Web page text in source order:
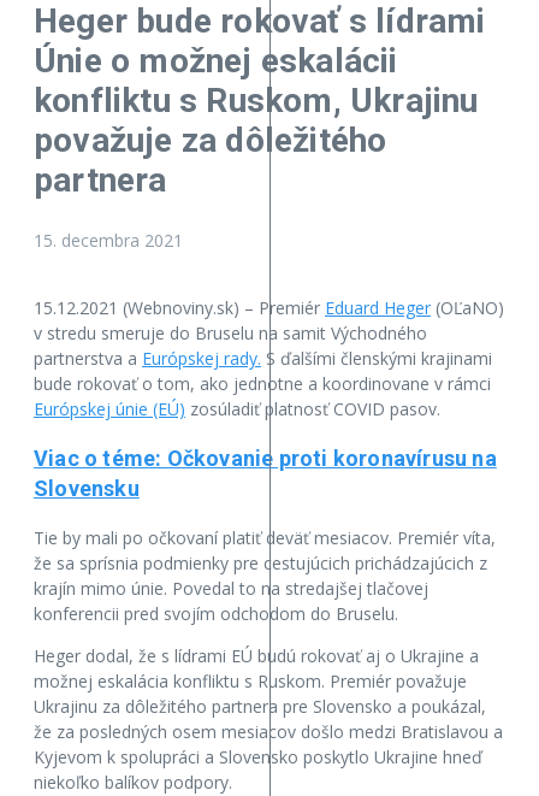
Heger bude rokovať s lídrami
Únie o možnej eskalácii
konfliktu s Ruskom, Ukrajinu
považuje za dôležitého
partnera
15. decembra 2021
15.12.2021 (Webnoviny.sk) – Premiér Eduard Heger (OĽaNO)
v stredu smeruje do Bruselu na samit Východného
partnerstva a Európskej rady. S ďalšími členskými krajinami
bude rokovať o tom, ako jednotne a koordinovane v rámci
Európskej únie (EÚ) zosúladiť platnosť COVID pasov.
Viac o téme: Očkovanie proti koronavírusu na
Slovensku
Tie by mali po očkovaní platiť deväť mesiacov. Premiér víta,
že sa sprísnia podmienky pre cestujúcich prichádzajúcich z
krajín mimo únie. Povedal to na stredajšej tlačovej
konferencii pred svojím odchodom do Bruselu.
Heger dodal, že s lídrami EÚ budú rokovať aj o Ukrajine a
možnej eskalácia konfliktu s Ruskom. Premiér považuje
Ukrajinu za dôležitého partnera pre Slovensko a poukázal,
že za posledných osem mesiacov došlo medzi Bratislavou a
Kyjevom k spolupráci a Slovensko poskytlo Ukrajine hneď
niekoľko balíkov podpory.